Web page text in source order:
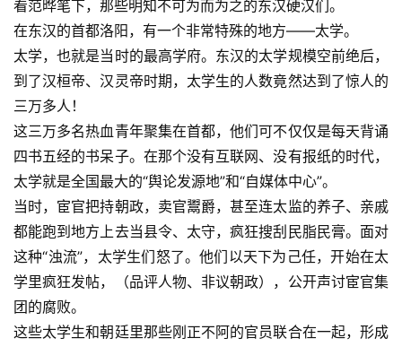
看范晔笔下，那些明知不可为而为之的东汉硬汉们。
在东汉的首都洛阳，有一个非常特殊的地方——太学。
太学，也就是当时的最高学府。东汉的太学规模空前绝后，
到了汉桓帝、汉灵帝时期，太学生的人数竟然达到了惊人的
三万多人！
这三万多名热血青年聚集在首都，他们可不仅仅是每天背诵
四书五经的书呆子。在那个没有互联网、没有报纸的时代，
太学就是全国最大的“舆论发源地”和“自媒体中心”。
当时，宦官把持朝政，卖官鬻爵，甚至连太监的养子、亲戚
都能跑到地方上去当县令、太守，疯狂搜刮民脂民膏。面对
这种“浊流”，太学生们怒了。他们以天下为己任，开始在太
学里疯狂发帖，（品评人物、非议朝政），公开声讨宦官集
团的腐败。
这些太学生和朝廷里那些刚正不阿的官员联合在一起，形成